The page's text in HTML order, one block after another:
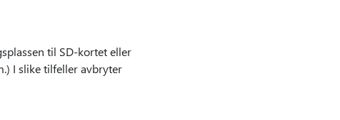
til SD-kortet eller
I slike tilfeller avbryter